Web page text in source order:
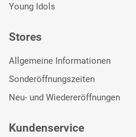
Young Idols
Stores
Allgemeine Informationen
Sonderöffnungszeiten
Neu- und Wiedereröffnungen
Kundenservice